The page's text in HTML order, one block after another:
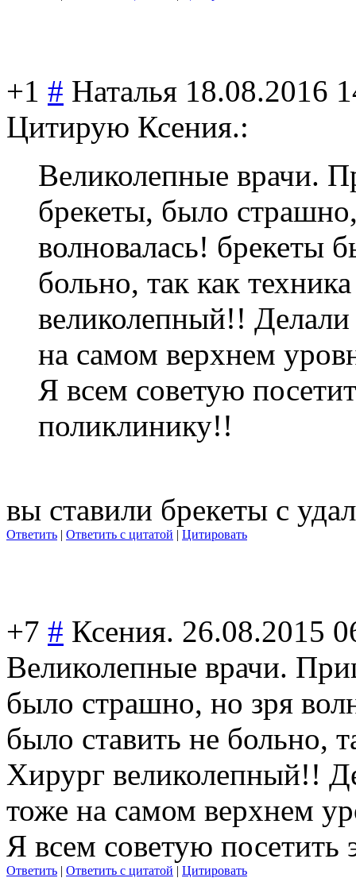
+1 # Наталья 18.08.2016
Цитирую Ксения.:
Великолепные врачи.
брекеты, было
волновалась! брекеты
больно, так как
великолепный!! Делали
на самом верхнем
Я всем советую
поликлинику!!
вы ставили брекеты с
Ответить | Ответить с цитатой | Цитировать
+7 # Ксения. 26.08.2015
Великолепные врачи.
было страшно, но зря
было ставить не больно,
Хирург великолепный!!
тоже на самом верхнем
Я всем советую посетить
Ответить | Ответить с цитатой | Цитировать